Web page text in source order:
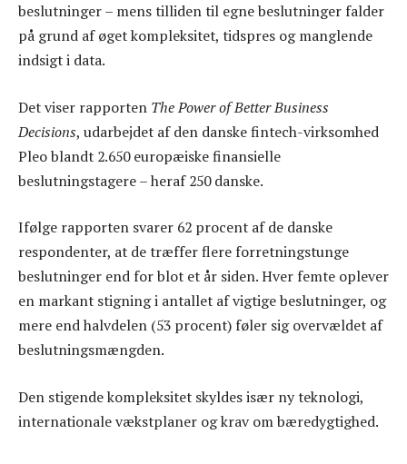
beslutninger – mens tilliden til egne beslutninger falder
på grund af øget kompleksitet, tidspres og manglende
indsigt i data.
Det viser rapporten The Power of Better Business
Decisions, udarbejdet af den danske fintech-virksomhed
Pleo blandt 2.650 europæiske finansielle
beslutningstagere – heraf 250 danske.
Ifølge rapporten svarer 62 procent af de danske
respondenter, at de træffer flere forretningstunge
beslutninger end for blot et år siden. Hver femte oplever
en markant stigning i antallet af vigtige beslutninger, og
mere end halvdelen (53 procent) føler sig overvældet af
beslutningsmængden.
Den stigende kompleksitet skyldes især ny teknologi,
internationale vækstplaner og krav om bæredygtighed.